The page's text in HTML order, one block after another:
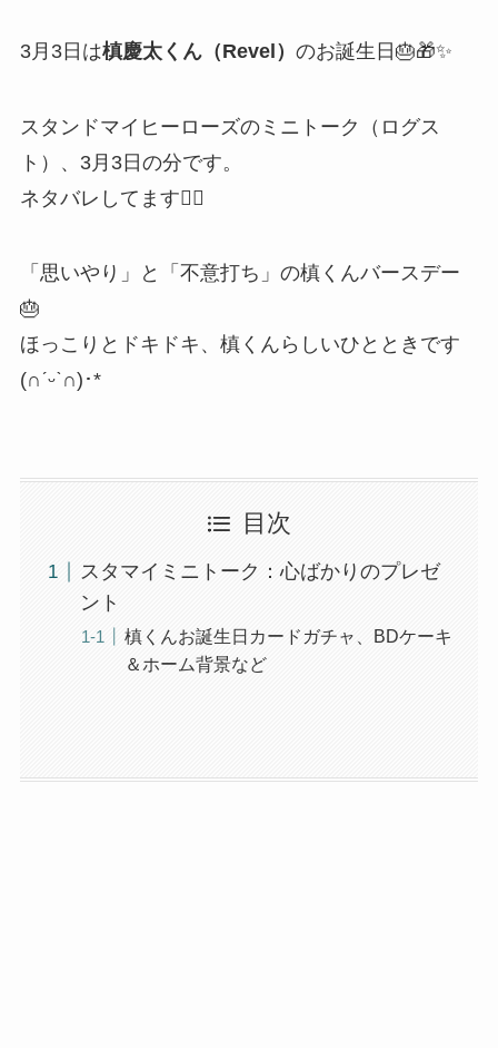
3月3日は槙慶太くん（Revel） のお誕生日🎂🎁✨
スタンドマイヒーローズのミニトーク（ログス
ト）、3月3日の分です。
ネタバレしてます🙇‍♂️
「思いやり」と「不意打ち」の槙くんバースデー
🎂
ほっこりとドキドキ、槙くんらしいひとときです
(∩ˊᵕˋ∩)･*
目次
スタマイミニトーク：心ばかりのプレゼ
ント
槙くんお誕生日カードガチャ、BDケーキ
＆ホーム背景など